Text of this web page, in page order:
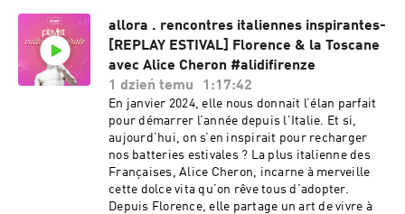
Hitler’s war lair? », National Geographic, 2024
(mis à jour 2025).Sur les fouilles d 2026Agence
presse polonaise (PAP) « Archaeologists return
to unravel the mystery of Göring’s House in
Wolf’s Lair area », Heritage Daily, juillet
2026 Académie polonaise des
sciences Fondation Latebra Hébergé par Acast.
Visitez acast.com/privacy pour plus
d'informations.
allora . rencontres italiennes inspirantes-
[REPLAY ESTIVAL] Florence & la Toscane
avec Alice Cheron #alidifirenze
1 dzień temu
1:17:42
En janvier 2024, elle nous donnait l’élan parfait
pour démarrer l’année depuis l'Italie. Et si,
aujourd’hui, on s’en inspirait pour recharger
nos batteries estivales ? La plus italienne des
Françaises, Alice Cheron, incarne à merveille
cette dolce vita qu’on rêve tous d’adopter.
Depuis Florence, elle partage un art de vivre à